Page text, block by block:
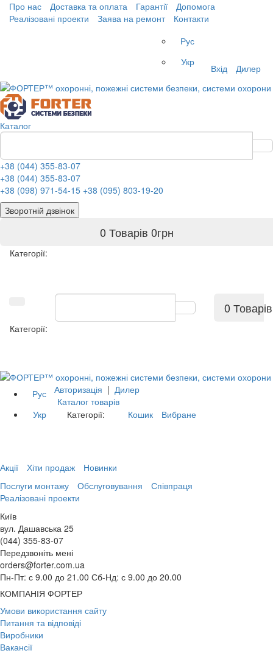
Про нас Доставка та оплата Гарантії
Допомога
Реалізовані проекти
Заява на ремонт
Контакти
Рус
Укр
Вхід Дилер
Каталог
+38 (044) 355-83-07
+38 (044) 355-83-07
+38 (098) 971-54-15 +38 (095) 803-19-20
Зворотній дзвінок
0 Товарів 0грн
Категорії:
0 Товарів
Категорії:
Рус
Укр
Авторизація | Дилер
Каталог товарів
Категорії:
Кошик Вибране
Акції Хіти продаж
Новинки
Послуги монтажу
Обслуговування
Співпраця
Реалізовані проекти
Київ
вул. Дашавська 25
(044) 355-83-07
Передзвоніть мені
orders@forter.com.ua
Пн-Пт: с 9.00 до 21.00 Сб-Нд: с 9.00 до 20.00
КОМПАНІЯ ФОРТЕР
Умови використання сайту
Питання та відповіді
Виробники
Вакансії